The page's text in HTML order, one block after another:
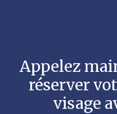
Appelez
réserver
visage